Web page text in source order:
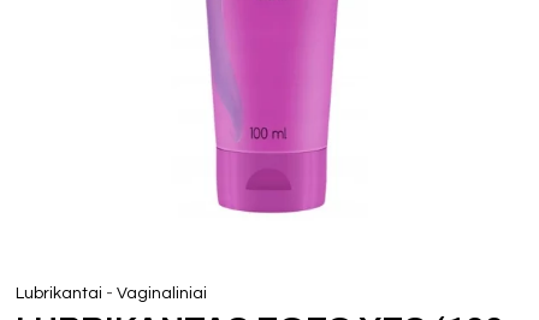
Lubrikantai -Vaginaliniai